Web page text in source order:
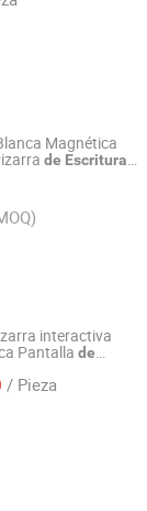
Magnética
de Escritura
interactiva
Pantalla de
/ Pieza